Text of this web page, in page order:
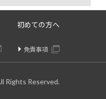
初めての方へ
免責事項
Rights Reserved.